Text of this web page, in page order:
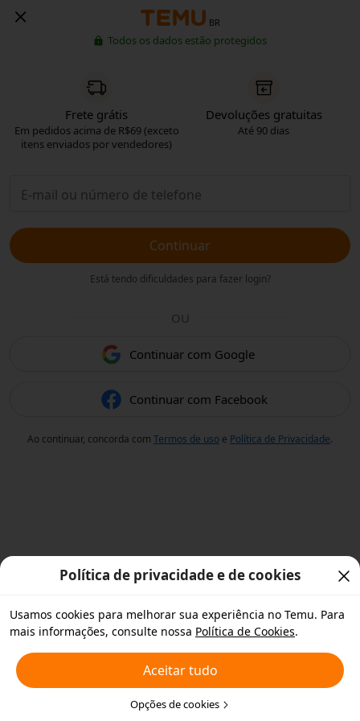
BR
Todos os dados estão protegidos
Frete grátis
Em pedidos acima de R$69 (exceto
itens enviados por vendedores)
Devoluções gratuitas
Até 90 dias
Continuar
Está tendo dificuldades para fazer login?
OU
Continuar com Google
Continuar com Facebook
Ao continuar, concorda com Termos de uso e Política de Privacidade.
Política de privacidade e de cookies
Usamos cookies para melhorar sua experiência no Temu. Para
mais informações, consulte nossa Política de Cookies.
Aceitar tudo
Opções de cookies